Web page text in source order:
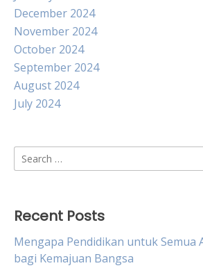
December 2024
November 2024
October 2024
September 2024
August 2024
July 2024
Search
for:
Recent Posts
Mengapa Pendidikan untuk Semua
bagi Kemajuan Bangsa